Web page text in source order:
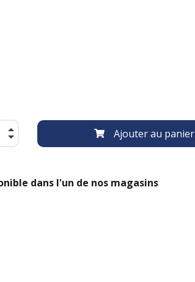
Ajouter au panier
dans l'un de nos magasins